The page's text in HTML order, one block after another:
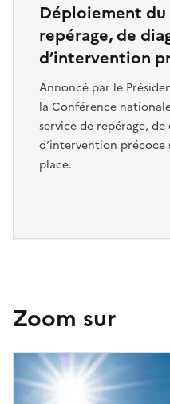
Déploiement du
repérage, de
d’intervention
Annoncé par le
la Conférence
service de repérage,
d’intervention précoce
place.
Zoom sur